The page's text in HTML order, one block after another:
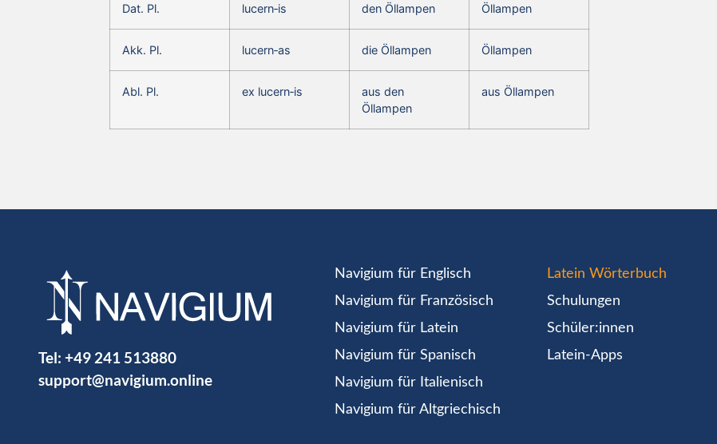
Dat. Pl. lucern‑is den Öllampen Öllampen
Akk. Pl. lucern‑as die Öllampen Öllampen
Abl. Pl. ex lucern‑is
aus den
Öllampen
aus Öllampen
Tel: +49 241 513880
support@navigium.online
Navigium für Englisch
Navigium für Französisch
Navigium für Latein
Navigium für Spanisch
Navigium für Italienisch
Navigium für Altgriechisch
Latein Wörterbuch
Schulungen
Schüler:innen
Latein-Apps